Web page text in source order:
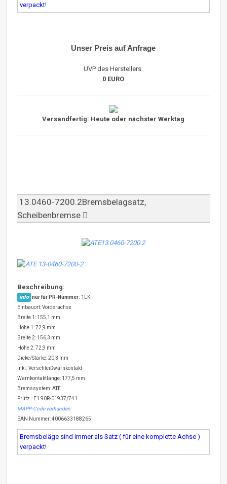
verpackt!
Unser Preis auf Anfrage
UVP des Herstellers:
0 EURO
Versandfertig: Heute oder nächster Werktag
13.0460-7200.2Bremsbelagsatz,
Scheibenbremse
Beschreibung:
info nur für PR-Nummer: 1LK
Einbauort: Vorderachse
Breite 1: 155,1 mm
Höhe 1: 72,9 mm
Breite 2: 156,3 mm
Höhe 2: 72,9 mm
Dicke/Stärke: 20,3 mm
inkl. Verschleißwarnkontakt
Warnkontaktlänge: 177,5 mm
Bremssystem: ATE
Prüfz.: E1 90R-01937/741
MAPP-Code vorhanden
EAN Nummer: 4006633188265
Bremsbeläge sind immer als Satz ( für eine komplette Achse )
verpackt!